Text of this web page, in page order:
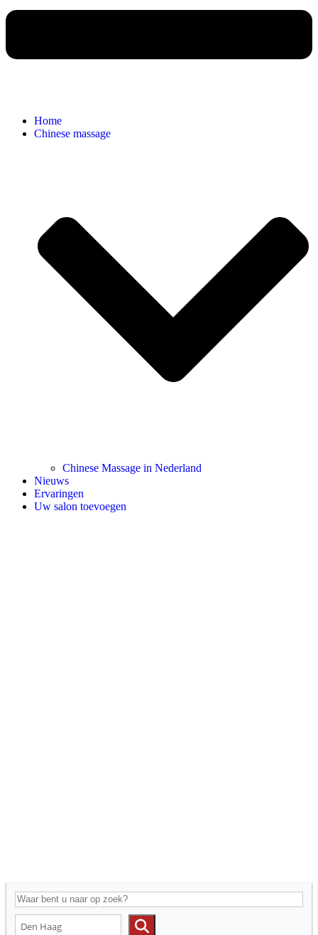
Home
Chinese massage
Chinese Massage in Nederland
Nieuws
Ervaringen
Uw salon toevoegen